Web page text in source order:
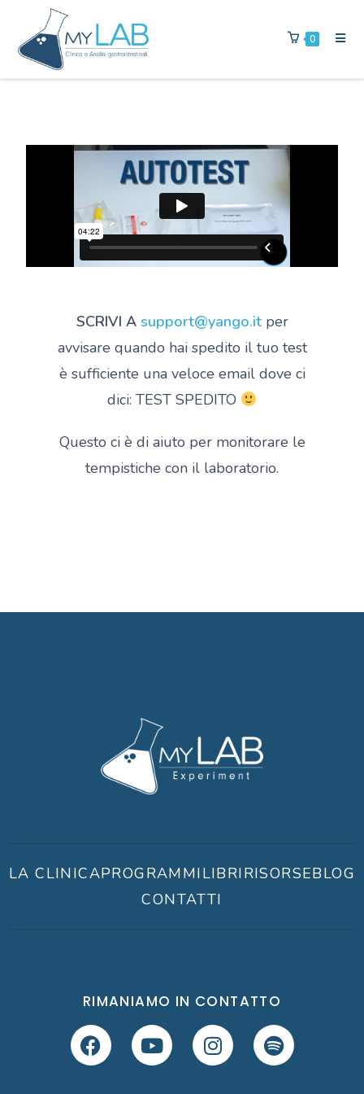
0
SCRIVI A support@yango.it per
avvisare quando hai spedito il tuo test
è sufficiente una veloce email dove ci
dici: TEST SPEDITO
Questo ci è di aiuto per monitorare le
tempistiche con il laboratorio.
LA CLINICAPROGRAMMILIBRIRISORSEBLOG
CONTATTI
RIMANIAMO IN CONTATTO